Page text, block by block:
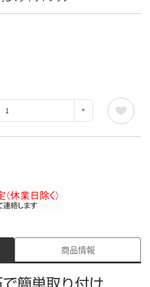
商品情報